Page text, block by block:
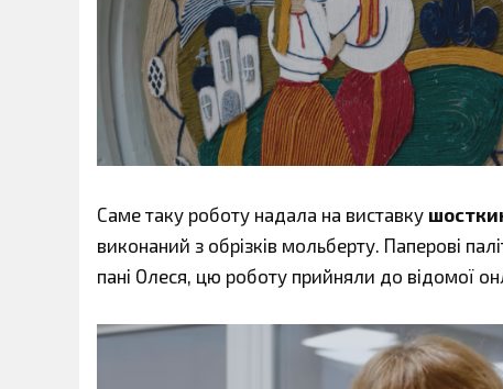
Саме таку роботу надала на виставку
виконаний з обрізків мольберту. Паперові
пані Олеся, цю роботу прийняли до відомої